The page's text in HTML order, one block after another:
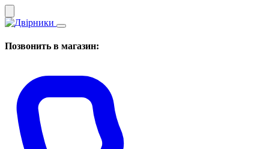
Позвонить в магазин: